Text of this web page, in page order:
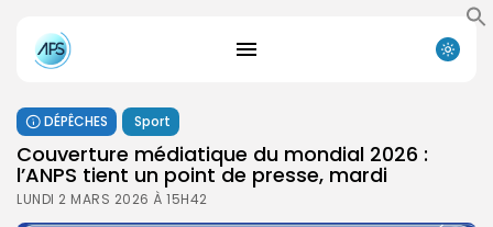
DÉPÊCHES Sport
Couverture médiatique du mondial 2026 :
l’ANPS tient un point de presse, mardi
LUNDI 2 MARS 2026 À 15H42